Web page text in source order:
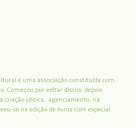
é uma associação constituída com
Começou por editar discos, depois
criação cénica, agenciamento, na
se na edição de livros com especial